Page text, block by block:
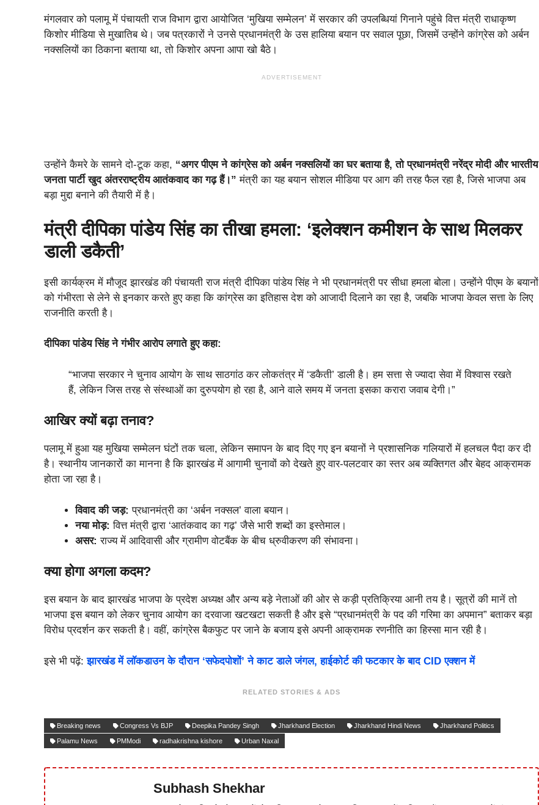
मंगलवार को पलामू में पंचायती राज विभाग द्वारा आयोजित ‘मुखिया सम्मेलन’ में सरकार की उपलब्धियां गिनाने पहुंचे वित्त मंत्री राधाकृष्ण
किशोर मीडिया से मुखातिब थे। जब पत्रकारों ने उनसे प्रधानमंत्री के उस हालिया बयान पर सवाल पूछा, जिसमें उन्होंने कांग्रेस को अर्बन
नक्सलियों का ठिकाना बताया था, तो किशोर अपना आपा खो बैठे।
ADVERTISEMENT
उन्होंने कैमरे के सामने दो-टूक कहा, “अगर पीएम ने कांग्रेस को अर्बन नक्सलियों का घर बताया है, तो प्रधानमंत्री नरेंद्र मोदी और भारतीय
जनता पार्टी खुद अंतरराष्ट्रीय आतंकवाद का गढ़ हैं।” मंत्री का यह बयान सोशल मीडिया पर आग की तरह फैल रहा है, जिसे भाजपा अब
बड़ा मुद्दा बनाने की तैयारी में है।
मंत्री दीपिका पांडेय सिंह का तीखा हमला: ‘इलेक्शन कमीशन के साथ मिलकर
डाली डकैती’
इसी कार्यक्रम में मौजूद झारखंड की पंचायती राज मंत्री दीपिका पांडेय सिंह ने भी प्रधानमंत्री पर सीधा हमला बोला। उन्होंने पीएम के बयानों
को गंभीरता से लेने से इनकार करते हुए कहा कि कांग्रेस का इतिहास देश को आजादी दिलाने का रहा है, जबकि भाजपा केवल सत्ता के लिए
राजनीति करती है।
दीपिका पांडेय सिंह ने गंभीर आरोप लगाते हुए कहा:
“भाजपा सरकार ने चुनाव आयोग के साथ साठगांठ कर लोकतंत्र में ‘डकैती’ डाली है। हम सत्ता से ज्यादा सेवा में विश्वास रखते
हैं, लेकिन जिस तरह से संस्थाओं का दुरुपयोग हो रहा है, आने वाले समय में जनता इसका करारा जवाब देगी।”
आखिर क्यों बढ़ा तनाव?
पलामू में हुआ यह मुखिया सम्मेलन घंटों तक चला, लेकिन समापन के बाद दिए गए इन बयानों ने प्रशासनिक गलियारों में हलचल पैदा कर दी
है। स्थानीय जानकारों का मानना है कि झारखंड में आगामी चुनावों को देखते हुए वार-पलटवार का स्तर अब व्यक्तिगत और बेहद आक्रामक
होता जा रहा है।
विवाद की जड़: प्रधानमंत्री का ‘अर्बन नक्सल’ वाला बयान।
नया मोड़: वित्त मंत्री द्वारा ‘आतंकवाद का गढ़’ जैसे भारी शब्दों का इस्तेमाल।
असर: राज्य में आदिवासी और ग्रामीण वोटबैंक के बीच ध्रुवीकरण की संभावना।
क्या होगा अगला कदम?
इस बयान के बाद झारखंड भाजपा के प्रदेश अध्यक्ष और अन्य बड़े नेताओं की ओर से कड़ी प्रतिक्रिया आनी तय है। सूत्रों की मानें तो
भाजपा इस बयान को लेकर चुनाव आयोग का दरवाजा खटखटा सकती है और इसे “प्रधानमंत्री के पद की गरिमा का अपमान” बताकर बड़ा
विरोध प्रदर्शन कर सकती है। वहीं, कांग्रेस बैकफुट पर जाने के बजाय इसे अपनी आक्रामक रणनीति का हिस्सा मान रही है।
इसे भी पढ़ें:झारखंड में लॉकडाउन के दौरान ‘सफेदपोशों’ ने काट डाले जंगल, हाईकोर्ट की फटकार के बाद CID एक्शन में
RELATED STORIES & ADS
Breaking news Congress Vs BJP Deepika Pandey Singh Jharkhand Election Jharkhand Hindi News Jharkhand Politics
Palamu News PMModi radhakrishna kishore Urban Naxal
Subhash Shekhar